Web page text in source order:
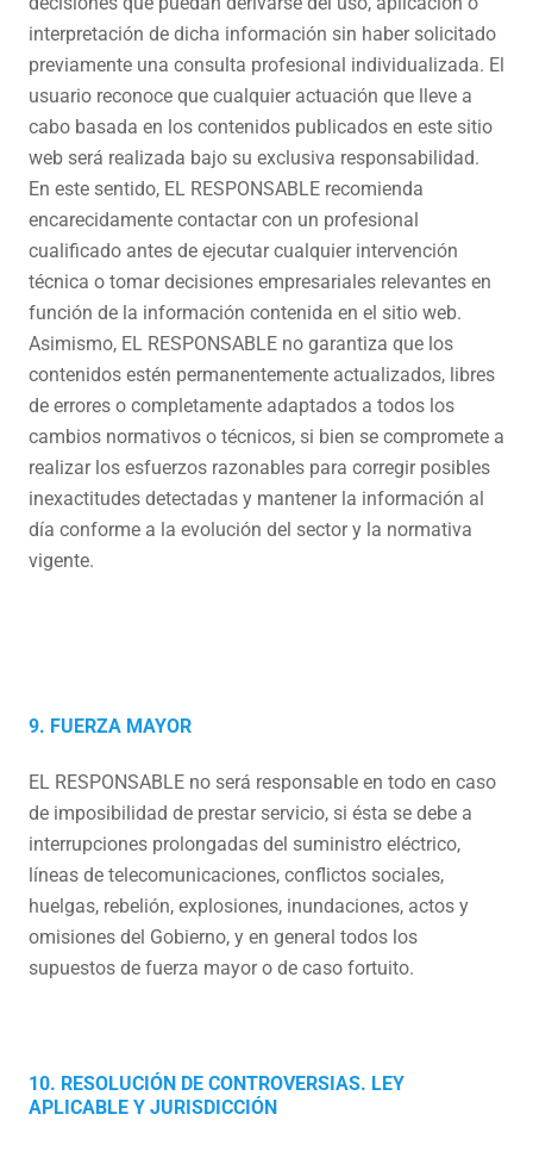
interpretación de dicha información sin haber solicitado
previamente una consulta profesional individualizada. El
usuario reconoce que cualquier actuación que lleve a
cabo basada en los contenidos publicados en este sitio
web será realizada bajo su exclusiva responsabilidad.
En este sentido, EL RESPONSABLE recomienda
encarecidamente contactar con un profesional
cualificado antes de ejecutar cualquier intervención
técnica o tomar decisiones empresariales relevantes en
función de la información contenida en el sitio web.
Asimismo, EL RESPONSABLE no garantiza que los
contenidos estén permanentemente actualizados, libres
de errores o completamente adaptados a todos los
cambios normativos o técnicos, si bien se compromete a
realizar los esfuerzos razonables para corregir posibles
inexactitudes detectadas y mantener la información al
día conforme a la evolución del sector y la normativa
vigente.
9. FUERZA MAYOR
EL RESPONSABLE no será responsable en todo en caso
de imposibilidad de prestar servicio, si ésta se debe a
interrupciones prolongadas del suministro eléctrico,
líneas de telecomunicaciones, conflictos sociales,
huelgas, rebelión, explosiones, inundaciones, actos y
omisiones del Gobierno, y en general todos los
supuestos de fuerza mayor o de caso fortuito.
10. RESOLUCIÓN DE CONTROVERSIAS. LEY
APLICABLE Y JURISDICCIÓN